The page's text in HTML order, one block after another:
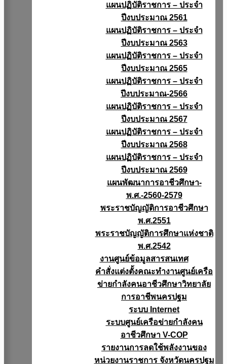
แผนปฏิบัติราชการ – ประจำ
ปีงบประมาณ 2561
แผนปฏิบัติราชการ – ประจำ
ปีงบประมาณ 2563
แผนปฏิบัติราชการ – ประจำ
ปีงบประมาณ 2565
แผนปฏิบัติราชการ – ประจำ
ปีงบประมาณ-2566
แผนปฏิบัติราชการ – ประจำ
ปีงบประมาณ 2567
แผนปฏิบัติราชการ – ประจำ
ปีงบประมาณ 2568
แผนปฏิบัติราชการ – ประจำ
ปีงบประมาณ 2569
แผนพัฒนาการอาชีวศึกษา-
พ.ศ.-2560-2579
พระราชบัญญัติการอาชีวศึกษา
พ.ศ.2551
พระราชบัญญัติการศึกษาแห่งชาติ
พ.ศ.2542
งานศูนย์ข้อมูลสารสนเทศ
คำสั่งแต่งตั้งคณะทำงานศูนย์เครือ
ข่ายกำลังคนอาชีวศึกษาวิทยาลัย
การอาชีพนครปฐม
ระบบ Internet
ระบบศูนย์เครือข่ายกำลังคน
อาชีวศึกษา V-COP
รายงานการลดใช้พลังงานของ
หน่วยงานราชการ จังหวัดนครปฐม